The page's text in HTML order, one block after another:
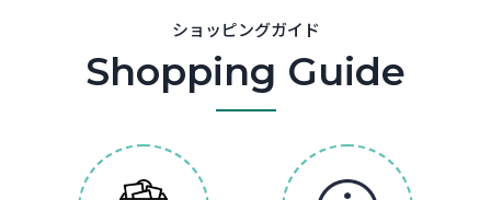
ショッピングガイド
Shopping Guide